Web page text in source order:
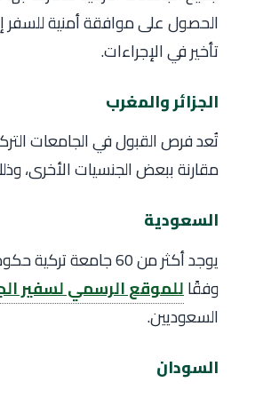
الحصول على موافقة أمنية للسفر
تأخير في الإجراءات.
الجزائر والمغرب
تُعد فرص القبول في الجامعات
مقارنة ببعض الجنسيات الأخرى،
السعودية
يوجد أكثر من 60
وفقًاللموقع الرسمي لسفير
السعوديين.
السودان